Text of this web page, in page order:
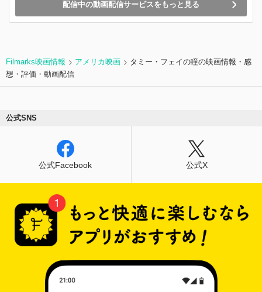
配信中の動画配信サービスをもっと見る
Filmarks映画情報 アメリカ映画
タミー・フェイの瞳の映画情報・感
想・評価・動画配信
公式SNS
公式Facebook 公式X